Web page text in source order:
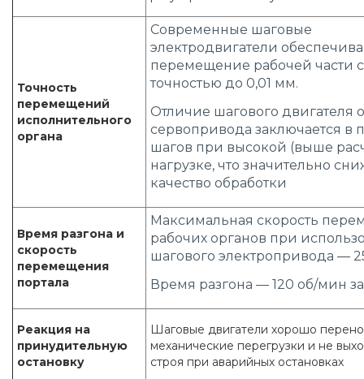
Точность
перемещений
исполнительного
органа
Современные шаговые
электродвигатели
перемещение рабочей части с
точностью до 0,01 мм.
Отличие шагового двигателя
сервопривода заключается в
шагов при высокой (выше
нагрузке, что значительно
качество обработки
Время разгона и
скорость
перемещения
портала
Максимальная скорость
рабочих органов при
шагового электропривода —
Время разгона — 120 об/мин
Реакция на
принудительную
остановку
Шаговые двигатели хорошо
механические перегрузки и не
строя при аварийных остановках